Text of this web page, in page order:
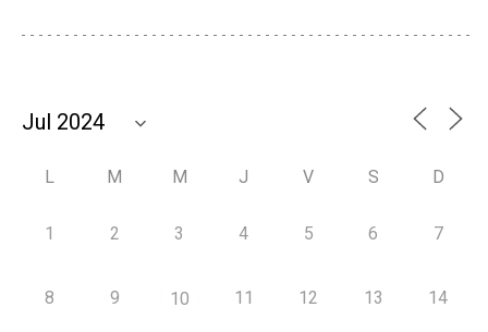
L M M J V S D
1 2 3 4 5 6 7
8 9 10 11 12 13 14